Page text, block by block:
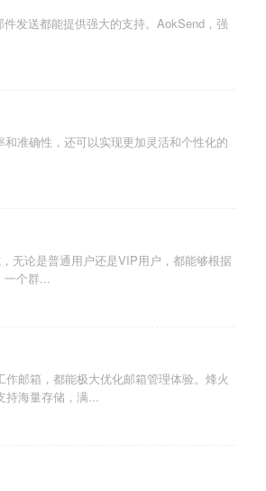
发送都能提供强大的支持。AokSend，强
准确性，还可以实现更加灵活和个性化的
无论是普通用户还是VIP用户，都能够根据
一个群...
邮箱，都能极大优化邮箱管理体验。烽火
持海量存储，满...